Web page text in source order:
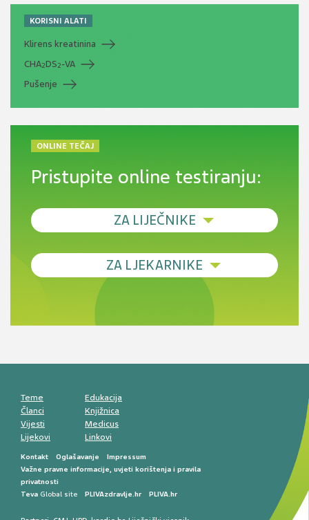
KORISNI ALATI
Klirens kreatinina
CHA2DS2-VA
Pušenje
ONLINE TEČAJ
Pristupite online testiranju:
ZA LIJEČNIKE
Debljina - od prevencije do personalizirane
Novi pogled na migrenu: komorbiditeti, spolne
razlike i nove terapije
smetnji do rane onkološke dijagnostike
ZA LJEKARNIKE
Antikoagulansi u ljekarničkoj praksi –
Teme
Članci
Vijesti
Lijekovi
Edukacija
Knjižnica
Medicus
Linkovi
Kontakt Oglašavanje
Impressum
Važne pravne informacije, uvjeti korištenja i pravila
privatnosti
Teva Global site PLIVAzdravlje.hr PLIVA.hr